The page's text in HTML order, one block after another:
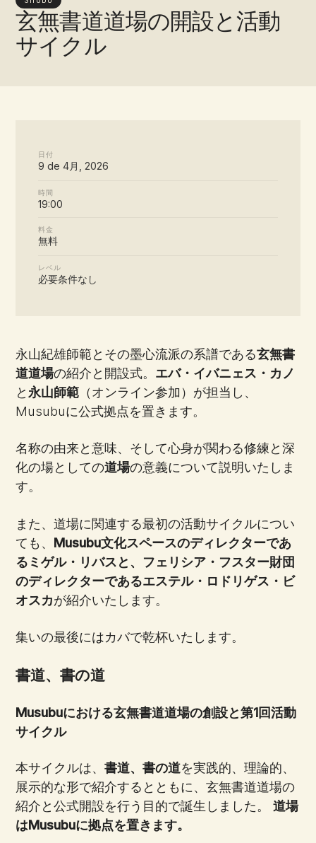
玄無書道道場の開設と活動
サイクル
永山紀雄師範とその墨心流派の系譜である玄無書
道道場の紹介と開設式。 エバ・イバニェス・カノ
と永山師範 （オンライン参加）が担当し、
Musubuに公式拠点を置きます。
名称の由来と意味、そして心身が関わる修練と深
化の場としての道場の意義について説明いたしま
す。
また、道場に関連する最初の活動サイクルについ
ても、 Musubu文化スペースのディレクターであ
るミゲル・リバスと、フェリシア・フスター財団
のディレクターであるエステル・ロドリゲス・ビ
オスカが紹介いたします。
集いの最後にはカバで乾杯いたします。
書道、書の道
Musubuにおける玄無書道道場の創設と第1回活動
サイクル
本サイクルは、書道、書の道を実践的、理論的、
展示的な形で紹介するとともに、玄無書道道場の
紹介と公式開設を行う目的で誕生しました。道場
はMusubuに拠点を置きます。
日付
9 de 4月, 2026
時間
19:00
料金
無料
レベル
必要条件なし